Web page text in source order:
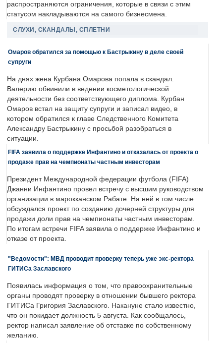
распространяются ограничения, которые в связи с этим
статусом накладываются на самого бизнесмена.
СЛУХИ, СКАНДАЛЫ, СПЛЕТНИ
Омаров обратился за помощью к Бастрыкину в деле своей
супруги
На днях жена Курбана Омарова попала в скандал.
Валерию обвинили в ведении косметологической
деятельности без соответствующего диплома. Курбан
Омаров встал на защиту супруги и записал видео, в
котором обратился к главе Следственного Комитета
Александру Бастрыкину с просьбой разобраться в
ситуации.
FIFA заявила о поддержке Инфантино и отказалась от проекта о
продаже прав на чемпионаты частным инвесторам
Президент Международной федерации футбола (FIFA)
Джанни Инфантино провел встречу с высшим руководством
организации в марокканском Рабате. На ней в том числе
обсуждался проект по созданию дочерней структуры для
продажи доли прав на чемпионаты частным инвесторам.
По итогам встречи FIFA заявила о поддержке Инфантино и
отказе от проекта.
"Ведомости": МВД проводит проверку теперь уже экс-ректора
ГИТИСа Заславского
Появилась информация о том, что правоохранительные
органы проводят проверку в отношении бывшего ректора
ГИТИСа Григория Заславского. Накануне стало известно,
что он покидает должность 5 августа. Как сообщалось,
ректор написал заявление об отставке по собственному
желанию.